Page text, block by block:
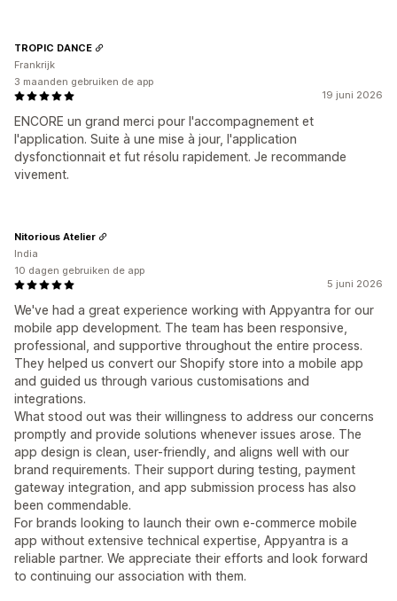
19 juni 2026
ENCORE un grand merci pour l'accompagnement et
l'application. Suite à une mise à jour, l'application
dysfonctionnait et fut résolu rapidement. Je recommande
vivement.
TROPIC DANCE
Frankrijk
3 maanden gebruiken de app
5 juni 2026
We've had a great experience working with Appyantra for our
mobile app development. The team has been responsive,
professional, and supportive throughout the entire process.
They helped us convert our Shopify store into a mobile app
and guided us through various customisations and
integrations.
What stood out was their willingness to address our concerns
promptly and provide solutions whenever issues arose. The
app design is clean, user-friendly, and aligns well with our
brand requirements. Their support during testing, payment
gateway integration, and app submission process has also
been commendable.
For brands looking to launch their own e-commerce mobile
app without extensive technical expertise, Appyantra is a
reliable partner. We appreciate their efforts and look forward
to continuing our association with them.
Nitorious Atelier
India
10 dagen gebruiken de app